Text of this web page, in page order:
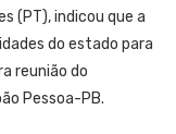
(PT), indicou que a
do estado para
reunião do
Pessoa-PB.